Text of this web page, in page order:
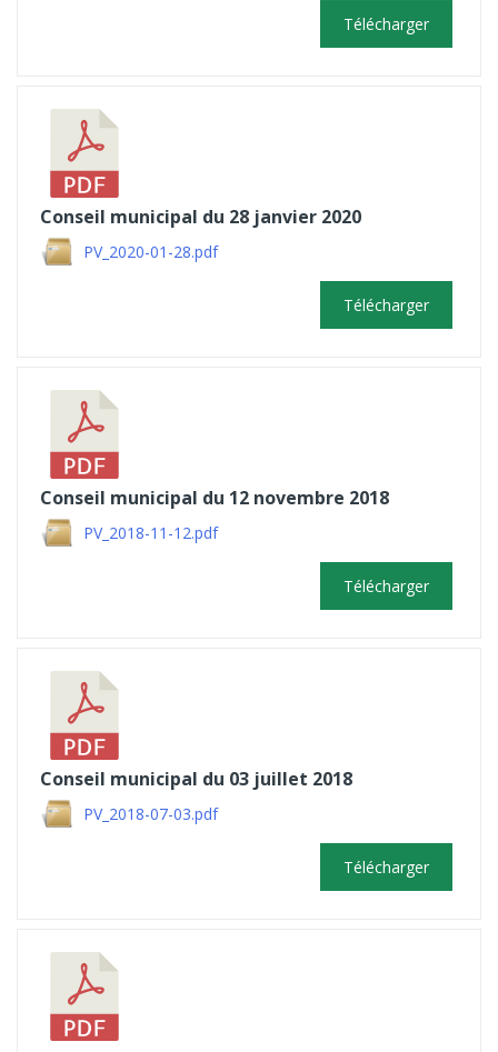
Télécharger
Conseil municipal du 28 janvier 2020
PV_2020-01-28.pdf
Télécharger
Conseil municipal du 12 novembre 2018
PV_2018-11-12.pdf
Télécharger
Conseil municipal du 03 juillet 2018
PV_2018-07-03.pdf
Télécharger